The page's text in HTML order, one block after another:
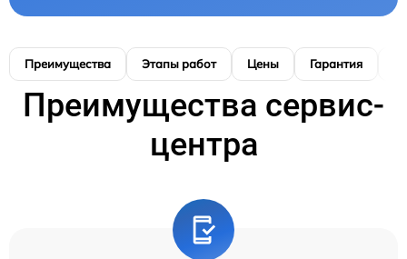
Преимущества Этапы работ Цены Гарантия
Преимущества сервис-
центра